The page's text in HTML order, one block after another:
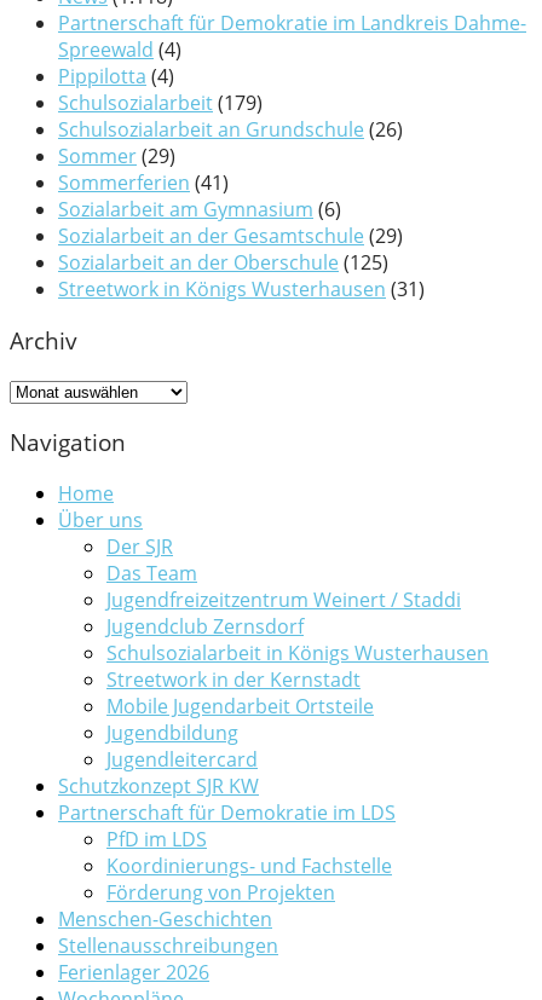
Partnerschaft für Demokratie im Landkreis Dahme-
Spreewald (4)
Pippilotta (4)
Schulsozialarbeit(179)
Schulsozialarbeit an Grundschule (26)
Sommer(29)
Sommerferien (41)
Sozialarbeit am Gymnasium (6)
Sozialarbeit an der Gesamtschule (29)
Sozialarbeit an der Oberschule (125)
Streetwork in Königs Wusterhausen (31)
Archiv
Archiv
Navigation
Home
Über uns
Der SJR
Das Team
Jugendfreizeitzentrum Weinert / Staddi
Jugendclub Zernsdorf
Schulsozialarbeit in Königs Wusterhausen
Streetwork in der Kernstadt
Mobile Jugendarbeit Ortsteile
Jugendbildung
Jugendleitercard
Schutzkonzept SJR KW
Partnerschaft für Demokratie im LDS
PfD im LDS
Koordinierungs- und Fachstelle
Förderung von Projekten
Menschen-Geschichten
Stellenausschreibungen
Ferienlager 2026